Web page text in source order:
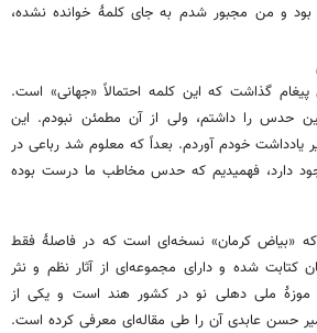
بود و من مجبور شدم به جای کلمۀ خوانده نشده،
پیغام گذاشت که این کلمه احتمالاً «جهانی» است.
حدس را داشتم، ولی از آن مطمئن نبودم. این
یادداشت خودم آوردم. بعداً که معلوم شد رباعی در
دارد، فهمیدیم که حدس مخاطب ما درست بوده
که «بیاض کرمان» نسخه‌ای است که در فاصلۀ فقط
ق در کرمان کتابت شده و دارای مجموعه‌ای از آثار نظم و نثر
ملی دهلی نو در کشور هند است و یکی از
حسن عابدی آن را طی مقاله‌ای معرفی کرده است.